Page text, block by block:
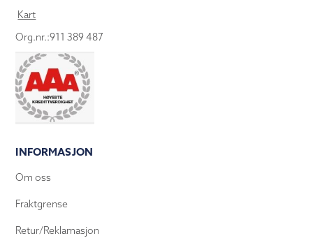
Kart
Org.nr.:911 389 487
INFORMASJON
Om oss
Fraktgrense
Retur/Reklamasjon